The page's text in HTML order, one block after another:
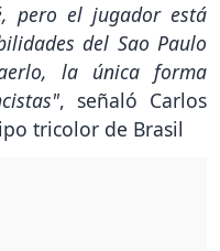
pero el jugador está
del Sao Paulo
la única forma
, señaló Carlos
tricolor de Brasil